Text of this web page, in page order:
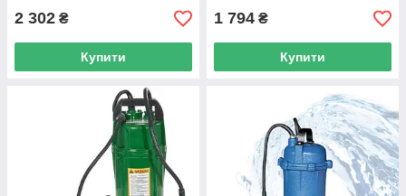
2 302 ₴
Купити
1 794 ₴
Купити